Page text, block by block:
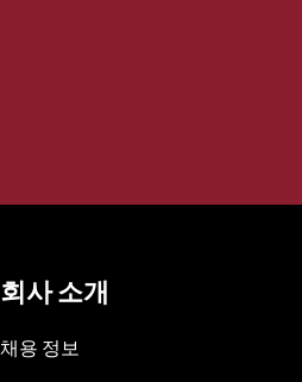
회사 소개
채용 정보